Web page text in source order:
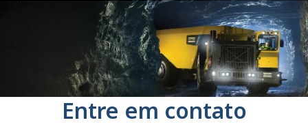
Entre em contato